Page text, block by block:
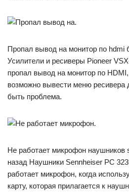
Пропал вывод на монитор по hdmi
Усилители и ресиверы Pioneer
пропал вывод на монитор по
возможно вывести меню ресивера
быть проблема.
Не работает микрофон наушников
назад Наушники Sennheiser PC
работает микрофон, когда
карту, которая прилагается к